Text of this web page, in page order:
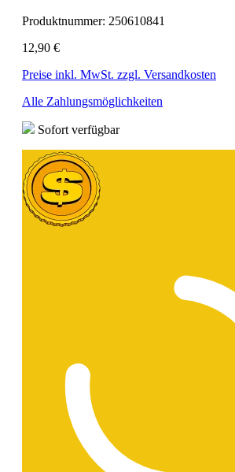
Produktnummer: 250610841
12,90 €
Preise inkl. MwSt. zzgl. Versandkosten
Alle Zahlungsmöglichkeiten
Sofort verfügbar